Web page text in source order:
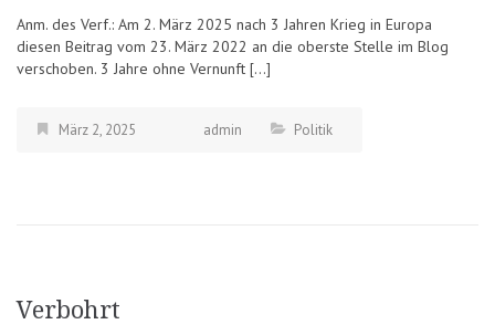
Anm. des Verf.: Am 2. März 2025 nach 3 Jahren Krieg in Europa
diesen Beitrag vom 23. März 2022 an die oberste Stelle im Blog
verschoben. 3 Jahre ohne Vernunft […]
März 2, 2025 admin Politik
Verbohrt